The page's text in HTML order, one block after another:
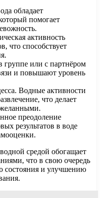
обладает
помогает
активность
что способствует
группе или с партнёром
и повышают уровень
Водные активности
что делает
преодоление
результатов в воде
средой обогащает
что в свою очередь
состояния и улучшению